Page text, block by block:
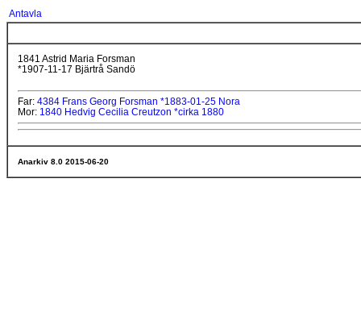
Antavla
1841 Astrid Maria Forsman
*1907-11-17 Bjärtrå Sandö
Far: 4384 Frans Georg Forsman *1883-01-25 Nora
Mor: 1840 Hedvig Cecilia Creutzon *cirka 1880
Anarkiv 8.0 2015-06-20